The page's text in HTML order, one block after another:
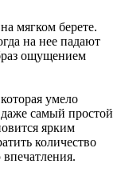
мягком берете.
на нее падают
ощущением
умело
самый простой
ярким
количество